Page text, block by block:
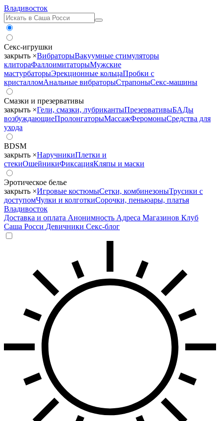
Владивосток
Секс-игрушки
закрыть ×ВибраторыВакуумные стимуляторы
клитораФаллоимитаторыМужские
мастурбаторыЭрекционные кольцаПробки с
кристалломАнальные вибраторыСтрапоныСекс-машины
Смазки и презервативы
закрыть ×Гели, смазки, лубрикантыПрезервативыБАДы
возбуждающиеПролонгаторыМассажФеромоныСредства для
ухода
BDSM
закрыть ×НаручникиПлетки и
стекиОшейникиФиксацияКляпы и маски
Эротическое белье
закрыть ×Игровые костюмыСетки, комбинезоныТрусики с
доступомЧулки и колготкиСорочки, пеньюары, платья
Владивосток
Доставка и оплата Анонимность Адреса Магазинов Клуб
Саша Росси Девичники Секс-блог